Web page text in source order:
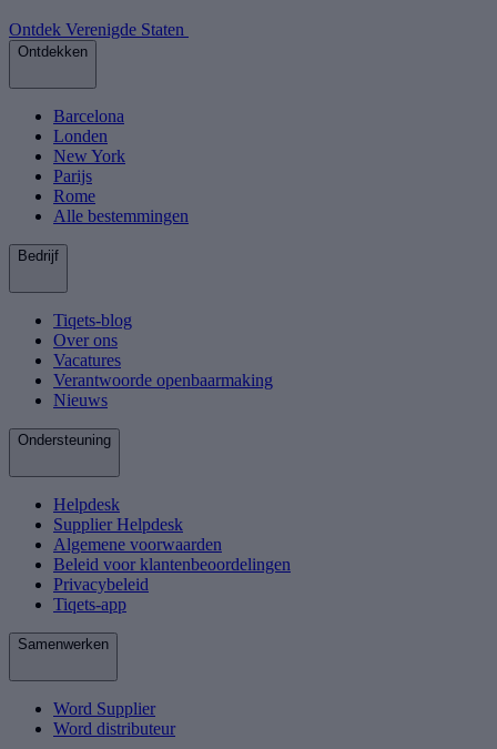
Ontdek Verenigde Staten
Ontdekken
Barcelona
Londen
New York
Parijs
Rome
Alle bestemmingen
Bedrijf
Tiqets-blog
Over ons
Vacatures
Verantwoorde openbaarmaking
Nieuws
Ondersteuning
Helpdesk
Supplier Helpdesk
Algemene voorwaarden
Beleid voor klantenbeoordelingen
Privacybeleid
Tiqets-app
Samenwerken
Word Supplier
Word distributeur